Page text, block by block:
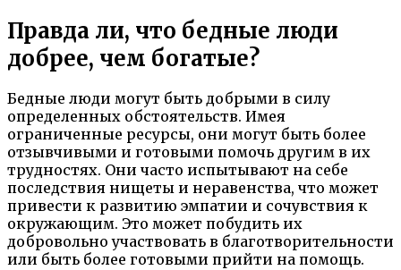
Правда ли, что бедные люди
добрее, чем богатые?
Бедные люди могут быть добрыми в силу
определенных обстоятельств. Имея
ограниченные ресурсы, они могут быть более
отзывчивыми и готовыми помочь другим в их
трудностях. Они часто испытывают на себе
последствия нищеты и неравенства, что может
привести к развитию эмпатии и сочувствия к
окружающим. Это может побудить их
добровольно участвовать в благотворительности
или быть более готовыми прийти на помощь.